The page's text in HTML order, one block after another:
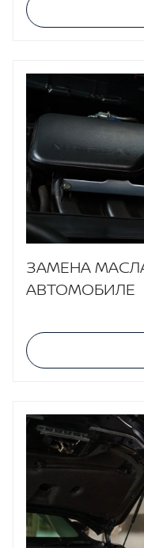
ЗАМЕНА
АВТОМОБИЛЕ